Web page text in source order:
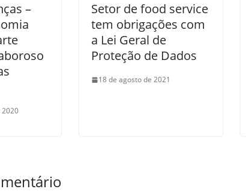
–
Setor de food service
tem obrigações com
a Lei Geral de
Proteção de Dados
18 de agosto de 2021